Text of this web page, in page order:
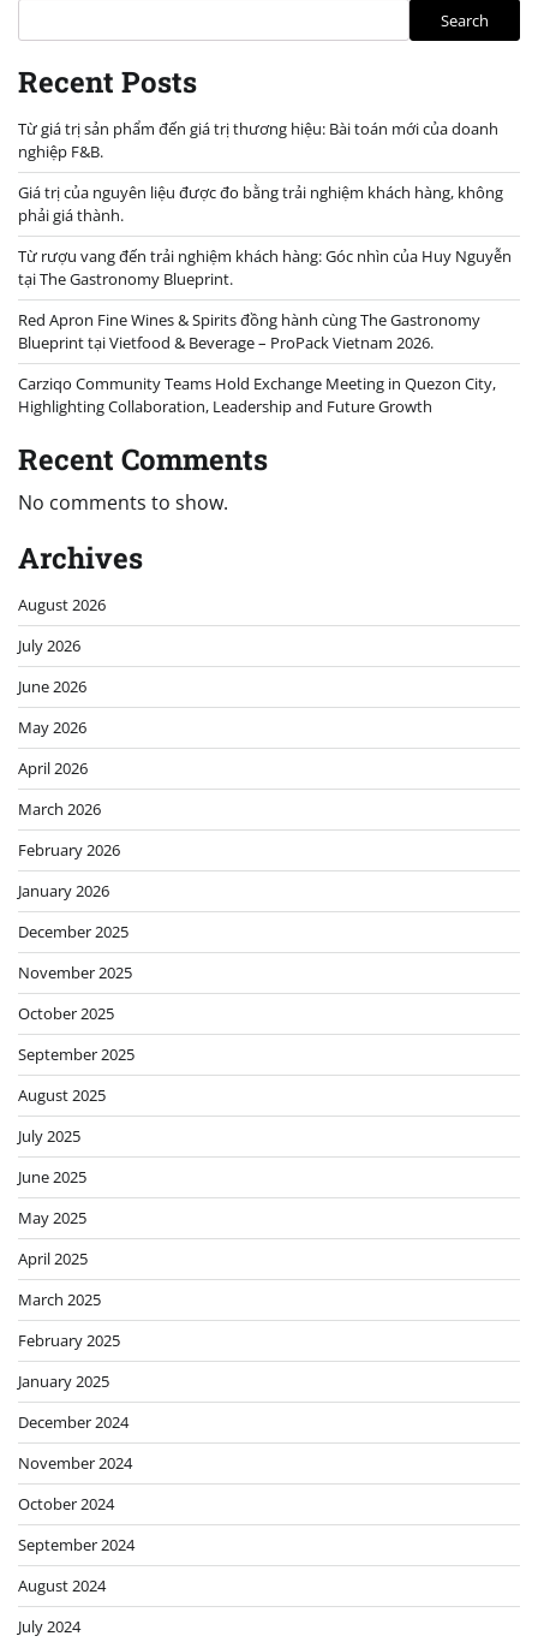
Search
Recent Posts
Từ giá trị sản phẩm đến giá trị thương hiệu: Bài toán mới của doanh
nghiệp F&B.
Giá trị của nguyên liệu được đo bằng trải nghiệm khách hàng, không
phải giá thành.
Từ rượu vang đến trải nghiệm khách hàng: Góc nhìn của Huy Nguyễn
tại The Gastronomy Blueprint.
Red Apron Fine Wines & Spirits đồng hành cùng The Gastronomy
Blueprint tại Vietfood & Beverage – ProPack Vietnam 2026.
Carziqo Community Teams Hold Exchange Meeting in Quezon City,
Highlighting Collaboration, Leadership and Future Growth
Recent Comments
No comments to show.
Archives
August 2026
July 2026
June 2026
May 2026
April 2026
March 2026
February 2026
January 2026
December 2025
November 2025
October 2025
September 2025
August 2025
July 2025
June 2025
May 2025
April 2025
March 2025
February 2025
January 2025
December 2024
November 2024
October 2024
September 2024
August 2024
July 2024